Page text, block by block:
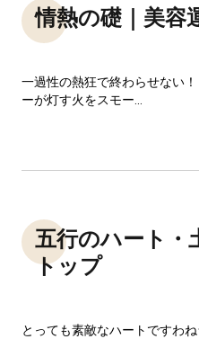
情熱の礎｜美容
一過性の熱狂で終わらせない
ーが灯す火をスモー...
五行のハート・
トップ
とっても素敵なハートですわ